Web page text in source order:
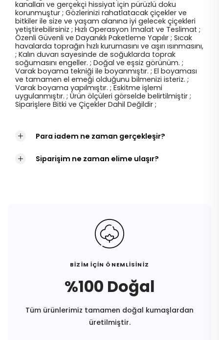
kanalları ve gerçekçi hissiyat için pürüzlü doku
korunmuştur ; Gözlerinizi rahatlatacak çiçekler ve
bitkiler ile size ve yaşam alanına iyi gelecek çiçekleri
yetiştirebilirsiniz ; Hızlı Operasyon İmalat ve Teslimat ;
Özenli Güvenli ve Dayanıklı Paketleme Yapılır ; Sıcak
havalarda toprağın hızlı kurumasını ve aşırı ısınmasını,
; Kalın duvarı sayesinde de soğuklarda toprak
soğumasını engeller. ; Doğal ve eşsiz görünüm. ;
Varak boyama tekniği ile boyanmıştır. ; El boyaması
ve tamamen el emeği olduğunu bilmenizi isteriz. ;
Varak boyama yapılmıştır. ; Eskitme işlemi
uygulanmıştır. ; Ürün ölçüleri görselde belirtilmiştir ;
Siparişlere Bitki ve Çiçekler Dahil Değildir ;
Para iadem ne zaman gerçekleşir?
Siparişim ne zaman elime ulaşır?
BİZİM İÇİN ÖNEMLİSİNİZ
%100 Doğal
Tüm ürünlerimiz tamamen doğal kumaşlardan
üretilmiştir.